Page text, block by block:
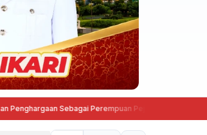
Sebagai Perempuan Pejuang Otonomi Daerah